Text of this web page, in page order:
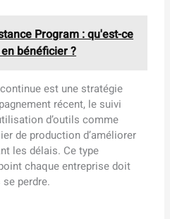
Program : qu'est-ce
bénéficier ?
est une stratégie
récent, le suivi
d’outils comme
de production d’améliorer
les délais. Ce type
chaque entreprise doit
perdre.